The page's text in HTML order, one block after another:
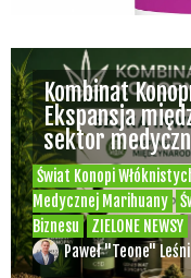
Świat Konopi
Medycznej Marihuany
Biznesu
ZIELONE NEWSY
Kombinat
Ekspansja
sektor
Paweł "Teone"